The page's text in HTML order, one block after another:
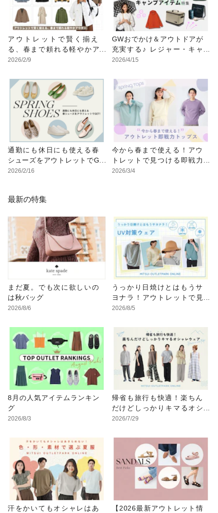
アウトレットで賢く揃え
る、春まで頼れる軽やかア
ウター
2026/2/9
GWおでかけ＆アウトドアが
充実する♪ レジャー・キャ
ンプアイテム特集
2026/4/15
通勤にも休日にも使える春
シューズをアウトレットでG
ET！
2026/2/16
今から春まで使える！アウ
トレットで見つける即戦力
トップス
2026/3/4
最新の特集
まだ夏。でも次に欲しいの
は秋バッグ
2026/8/6
うっかり日焼けとはもうサ
ヨナラ！アウトレットで見
つけるUV対策ウェア
2026/8/5
8月の人気アイテムランキン
グ
2026/8/3
帰省も旅行も快適！楽ちん
だけどしっかりキマるオシ
ャレウェア特集
2026/7/29
汗をかいてもオシャレはあ
【2026最新アウトレット情